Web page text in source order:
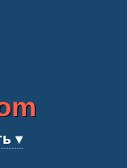
▾